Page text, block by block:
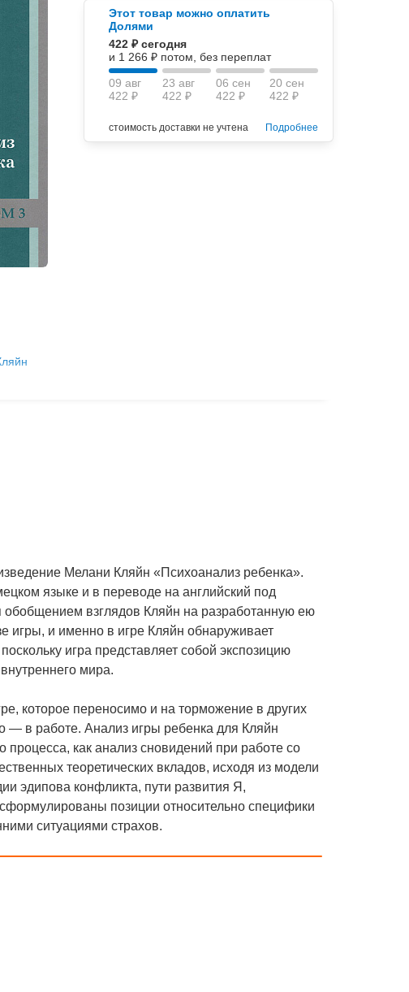
Этот товар можно оплатить
Долями
422 ₽ сегодня
и 1 266 ₽ потом, без переплат
09 авг
422 ₽
23 авг
422 ₽
06 сен
422 ₽
20 сен
422 ₽
стоимость доставки не учтена Подробнее
Мелани Кляйн «Психоанализ ребенка».
языке и в переводе на английский под
обобщением взглядов Кляйн на разработанную ею
игры, и именно в игре Кляйн обнаруживает
игра представляет собой экспозицию
мира.
которое переносимо и на торможение в других
— в работе. Анализ игры ребенка для Кляйн
как анализ сновидений при работе со
теоретических вкладов, исходя из модели
эдипова конфликта, пути развития Я,
позиции относительно специфики
ситуациями страхов.